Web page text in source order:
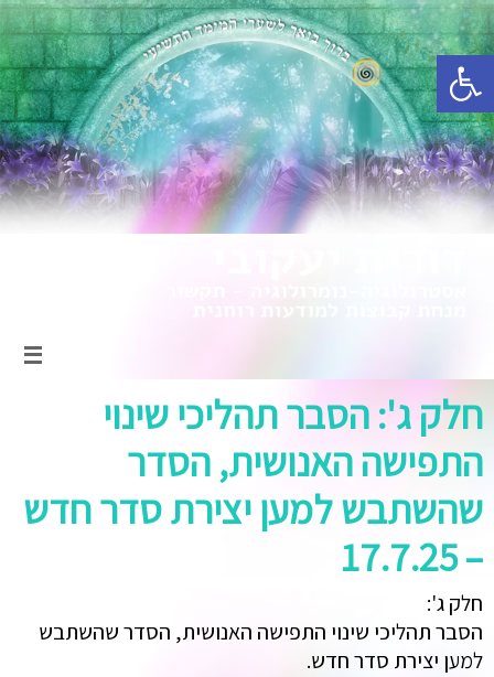
פתח סרגל נגישות
חלק ג': הסבר תהליכי שינוי
התפישה האנושית, הסדר
שהשתבש למען יצירת סדר חדש
– 17.7.25
חלק ג':
הסבר תהליכי שינוי התפישה האנושית, הסדר שהשתבש
למען יצירת סדר חדש.